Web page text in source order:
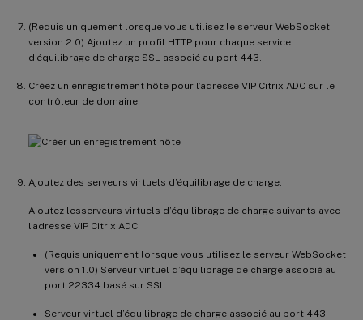
(Requis uniquement lorsque vous utilisez le serveur WebSocket
version 2.0) Ajoutez un profil HTTP pour chaque service
d’équilibrage de charge SSL associé au port 443.
Créez un enregistrement hôte pour l’adresse VIP Citrix ADC sur le
contrôleur de domaine.
Ajoutez des serveurs virtuels d’équilibrage de charge.
Ajoutez lesserveurs virtuels d’équilibrage de charge suivants avec
l’adresse VIP Citrix ADC.
(Requis uniquement lorsque vous utilisez le serveur WebSocket
version 1.0) Serveur virtuel d’équilibrage de charge associé au
port 22334 basé sur SSL
Serveur virtuel d’équilibrage de charge associé au port 443